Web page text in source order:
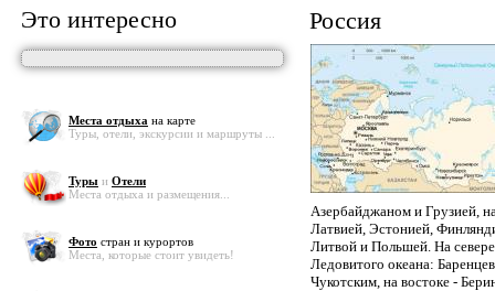
Это интересно
Места отдыха на карте
Туры, отели, экскурсии и маршруты ...
Туры и Отели
Места отдыха и размещения...
Фото стран и курортов
Места, которые стоит увидеть!
Россия
Азербайджаном и Грузией,
Латвией, Эстонией,
Литвой и Польшей. На
Ледовитого океана:
Чукотским, на востоке -